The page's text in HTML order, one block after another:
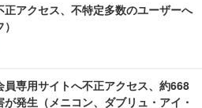
正アクセス、不特定多数のユーザーへ
員専用サイトへ不正アクセス、約668
発生（メニコン、ダブリュ・アイ・